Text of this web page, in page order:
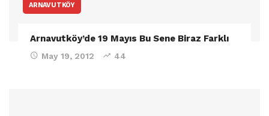
ARNAVUTKÖY
Arnavutköy’de 19 Mayıs Bu Sene Biraz Farklı
May 19, 2012 44